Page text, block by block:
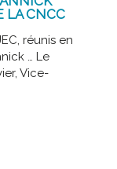
LA CNCC
réunis en
… Le
Vice-